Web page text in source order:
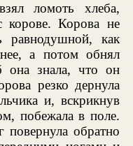
ломоть хлеба,
корове. Корова не
равнодушной, как
а потом обнял
она знала, что он
резко дернула
и, вскрикнув
побежала в поле.
повернула обратно